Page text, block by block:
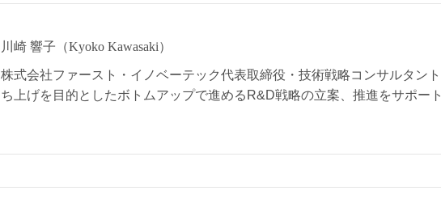
川崎 響子（Kyoko Kawasaki）
株式会社ファースト・イノベーテック代表取締役・技術戦略コンサルタン
ち上げを目的としたボトムアップで進めるR&D戦略の立案、推進をサポート